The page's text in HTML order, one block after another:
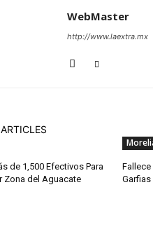
WebMaster
http://www.laextra.mx
de 1,500 Efectivos Para
Zona del Aguacate
Garfias